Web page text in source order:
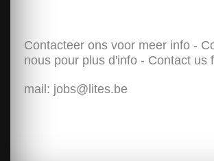
Contacteer ons voor meer info -
nous pour plus d'info - Contact us
mail: jobs@lites.be